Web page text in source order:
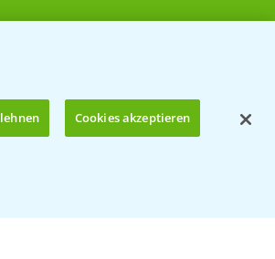
Cookies akzeptieren